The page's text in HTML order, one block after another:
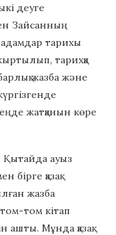
деуге
Зайсанның
тарихы
тарихқа
жазба және
жатқанын көре
Қытайда ауыз
қазақ
жазба
том кітап
ашты. Мұнда қазақ